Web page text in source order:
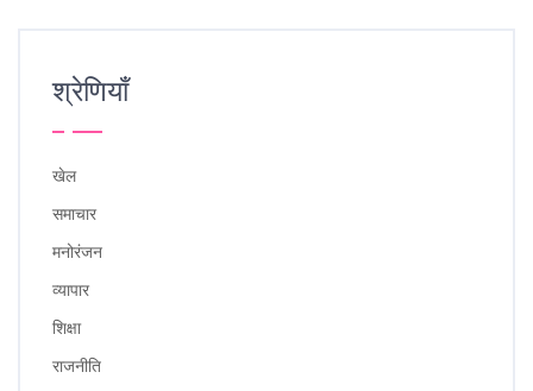
श्रेणियाँ
खेल
समाचार
मनोरंजन
व्यापार
शिक्षा
राजनीति